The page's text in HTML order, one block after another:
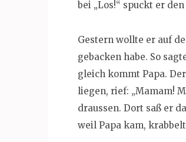
bei „Los!“ spuckt er
Gestern wollte er auf
gebacken habe. So
gleich kommt Papa.
liegen, rief: „Mamam!
draussen. Dort saß er
weil Papa kam,